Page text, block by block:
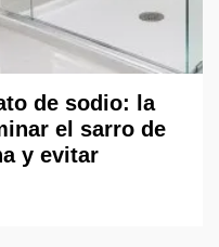
de sodio: la
el sarro de
y evitar